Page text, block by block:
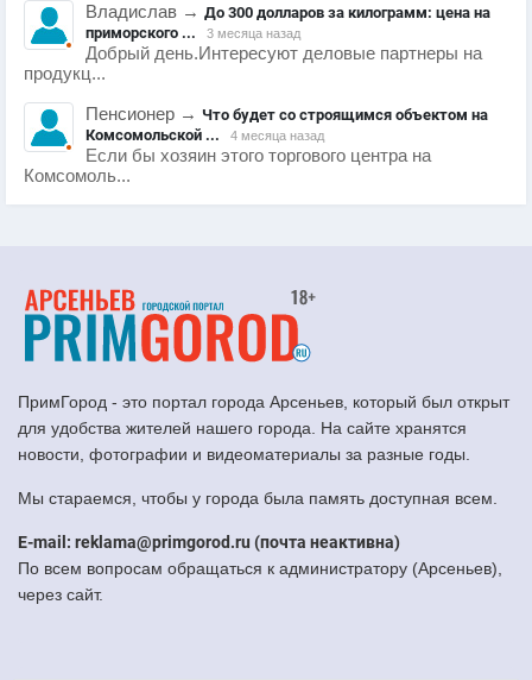
Владислав → До 300 долларов за килограмм: цена на
приморского ...
3 месяца назад
Добрый день.Интересуют деловые партнеры на
продукц...
Пенсионер → Что будет со строящимся объектом на
Комсомольской ...
4 месяца назад
Если бы хозяин этого торгового центра на
Комсомоль...
ПримГород - это портал города Арсеньев, который был открыт
для удобства жителей нашего города. На сайте хранятся
новости, фотографии и видеоматериалы за разные годы.
Мы стараемся, чтобы у города была память доступная всем.
E-mail: reklama@primgorod.ru (почта неактивна)
По всем вопросам обращаться к администратору (Арсеньев),
через сайт.